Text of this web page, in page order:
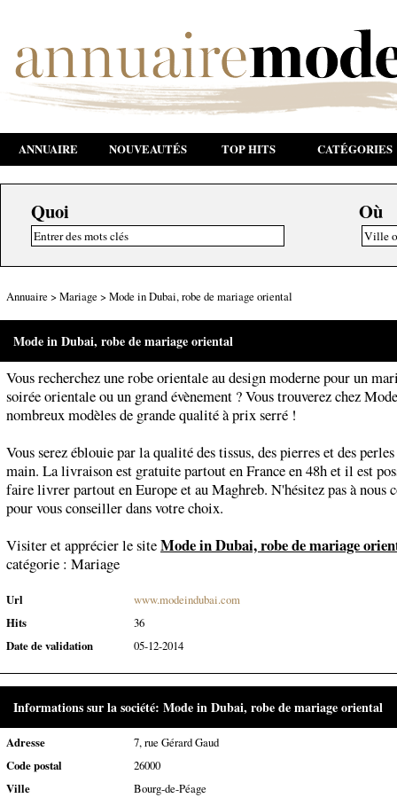
ANNUAIRE NOUVEAUTÉS TOP HITS CATÉGORIES
Quoi Où
Annuaire > Mariage > Mode in Dubai, robe de mariage oriental
Mode in Dubai, robe de mariage oriental
Vous recherchez une robe orientale au design moderne pour un
soirée orientale ou un grand évènement ? Vous trouverez chez
nombreux modèles de grande qualité à prix serré !
Vous serez éblouie par la qualité des tissus, des pierres et des perles
main. La livraison est gratuite partout en France en 48h et il est
faire livrer partout en Europe et au Maghreb. N'hésitez pas à nous
pour vous conseiller dans votre choix.
Visiter et apprécier le siteMode in Dubai, robe de mariage
catégorie : Mariage
Url
www.modeindubai.com
Hits
36
Date de validation
05-12-2014
Informations sur la société: Mode in Dubai, robe de mariage oriental
Adresse
7, rue Gérard Gaud
Code postal
26000
Ville
Bourg-de-Péage